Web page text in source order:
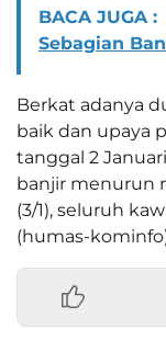
BACA JUGA :
Sebagian
Berkat adanya
baik dan upaya
tanggal 2
banjir menurun
(3/1), seluruh
(humas-